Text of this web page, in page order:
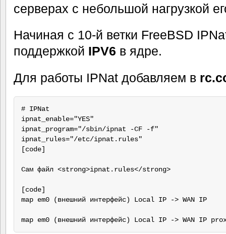
серверах с небольшой нагрузкой
Начиная с 10-й ветки FreeBSD
поддержкой IPV6 в ядре.
Для работы IPNat добавляем в
# IPNat
ipnat_enable="YES"
ipnat_program="/sbin/ipnat -CF -f"
ipnat_rules="/etc/ipnat.rules"
[code]
Сам файл <strong>ipnat.rules</strong>
[code]
map em0 (внешний интерфейс) Local IP -> WAN IP